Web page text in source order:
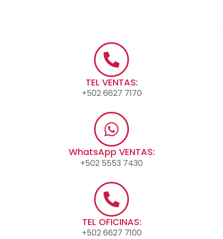
TEL VENTAS:
+502 6627 7170
WhatsApp VENTAS:
+502 5553 7430
TEL OFICINAS:
+502 6627 7100